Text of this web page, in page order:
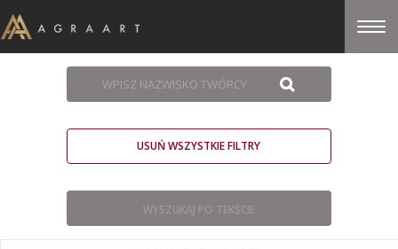
USUŃ WSZYSTKIE FILTRY